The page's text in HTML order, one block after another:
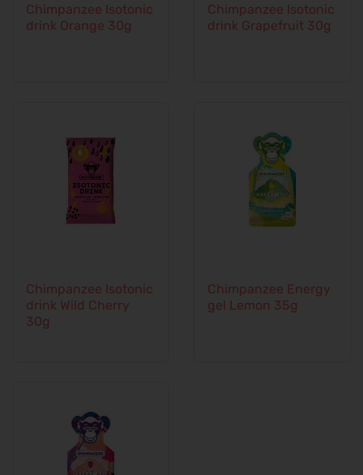
Chimpanzee Isotonic
drink Orange 30g
Chimpanzee Isotonic
drink Grapefruit 30g
Chimpanzee Isotonic
drink Wild Cherry
30g
Chimpanzee Energy
gel Lemon 35g